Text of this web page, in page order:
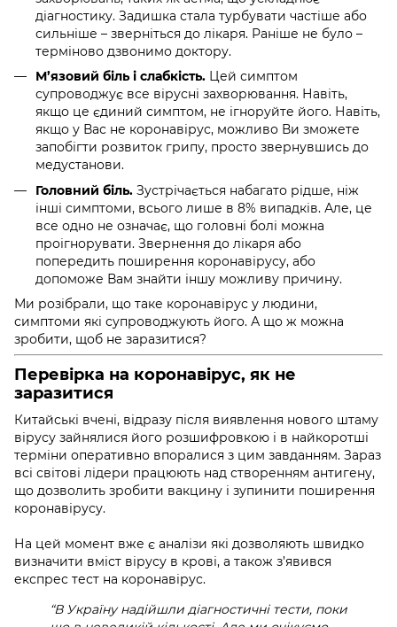
діагностику. Задишка стала турбувати частіше або
сильніше – зверніться до лікаря. Раніше не було –
терміново дзвонимо доктору.
М’язовий біль і слабкість. Цей симптом
супроводжує все вірусні захворювання. Навіть,
якщо це єдиний симптом, не ігноруйте його. Навіть,
якщо у Вас не коронавірус, можливо Ви зможете
запобігти розвиток грипу, просто звернувшись до
медустанови.
Головний біль. Зустрічається набагато рідше, ніж
інші симптоми, всього лише в 8% випадків. Але, це
все одно не означає, що головні болі можна
проігнорувати. Звернення до лікаря або
попередить поширення коронавірусу, або
допоможе Вам знайти іншу можливу причину.
Ми розібрали, що таке коронавірус у людини,
симптоми які супроводжують його. А що ж можна
зробити, щоб не заразитися?
Перевірка на коронавірус, як не
заразитися
Китайські вчені, відразу після виявлення нового штаму
вірусу зайнялися його розшифровкою і в найкоротші
терміни оперативно впоралися з цим завданням. Зараз
всі світові лідери працюють над створенням антигену,
що дозволить зробити вакцину і зупинити поширення
коронавірусу.
На цей момент вже є аналізи які дозволяють швидко
визначити вміст вірусу в крові, а також з’явився
експрес тест на коронавірус.
“В Україну надійшли діагностичні тести, поки